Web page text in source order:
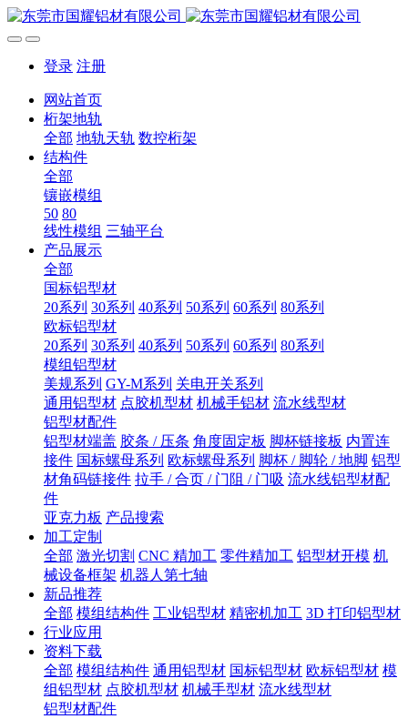
登录 注册
网站首页
桁架地轨
全部 地轨天轨 数控桁架
结构件
全部
镶嵌模组
50 80
线性模组 三轴平台
产品展示
全部
国标铝型材
20系列 30系列 40系列 50系列 60系列 80系列
欧标铝型材
20系列 30系列 40系列 50系列 60系列 80系列
模组铝型材
美规系列 GY-M系列 关电开关系列
通用铝型材 点胶机型材 机械手铝材 流水线型材
铝型材配件
铝型材端盖 胶条 / 压条 角度固定板 脚杯链接板 内置连
接件 国标螺母系列 欧标螺母系列 脚杯 / 脚轮 / 地脚 铝型
材角码链接件 拉手 / 合页 / 门阻 / 门吸 流水线铝型材配
件
亚克力板 产品搜索
加工定制
全部 激光切割 CNC 精加工 零件精加工 铝型材开模 机
械设备框架 机器人第七轴
新品推荐
全部 模组结构件 工业铝型材 精密机加工 3D 打印铝型材
行业应用
资料下载
全部 模组结构件 通用铝型材 国标铝型材 欧标铝型材 模
组铝型材 点胶机型材 机械手型材 流水线型材
铝型材配件